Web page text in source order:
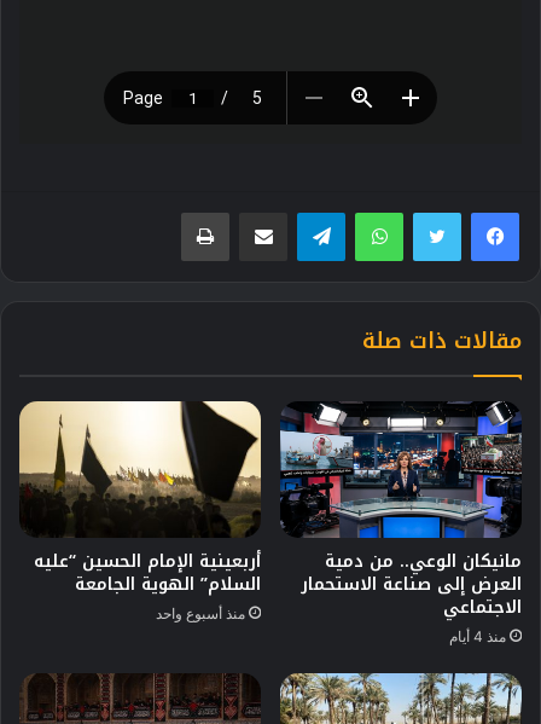
فيسبوك واتساب
مقالات ذات صلة
مانيكان الوعي.. من دمية
العرض إلى صناعة الاستحمار
الاجتماعي
منذ 4 أيام
أربعينية الإمام الحسين “عليه
السلام” الهوية الجامعة
منذ أسبوع واحد